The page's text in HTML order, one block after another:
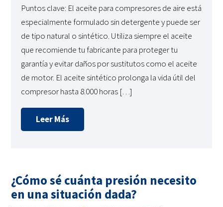
Puntos clave: El aceite para compresores de aire está
especialmente formulado sin detergente y puede ser
de tipo natural o sintético. Utiliza siempre el aceite
que recomiende tu fabricante para proteger tu
garantía y evitar daños por sustitutos como el aceite
de motor. El aceite sintético prolonga la vida útil del
compresor hasta 8.000 horas […]
Leer Más
¿Cómo sé cuánta presión necesito
en una situación dada?